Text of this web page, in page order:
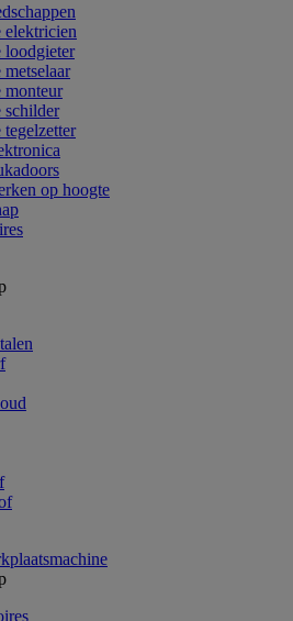
elektricien
loodgieter
monteur
schilder
tegelzetter
op hoogte